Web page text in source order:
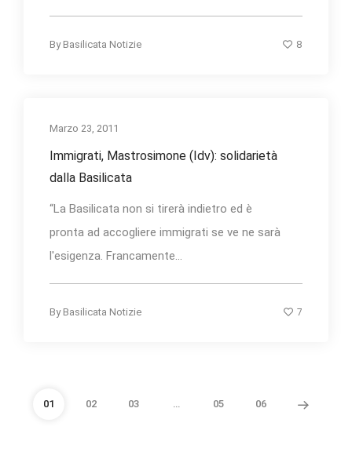
By Basilicata Notizie 8
Marzo 23, 2011
Immigrati, Mastrosimone (Idv): solidarietà
dalla Basilicata
“La Basilicata non si tirerà indietro ed è
pronta ad accogliere immigrati se ve ne sarà
l'esigenza. Francamente...
By Basilicata Notizie 7
01 02 03 … 05 06